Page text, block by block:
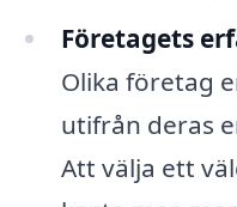
Företagets
Olika företag
utifrån deras
Att välja ett